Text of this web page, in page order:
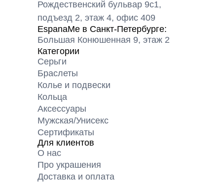
Рождественский бульвар 9с1,
подъезд 2, этаж 4, офис 409
EspanaMe в Санкт-Петербурге:
Большая Конюшенная 9, этаж 2
Категории
Серьги
Браслеты
Колье и подвески
Кольца
Аксессуары
Мужская/Унисекс
Сертификаты
Для клиентов
О нас
Про украшения
Доставка и оплата